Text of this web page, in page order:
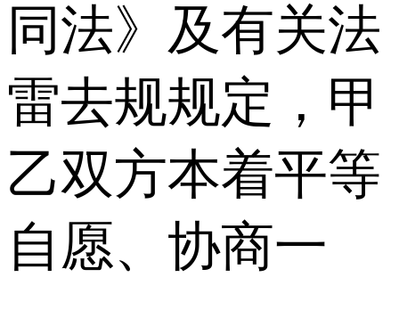
同法》及有关法
雷去规规定，甲
乙双方本着平等
自愿、协商一